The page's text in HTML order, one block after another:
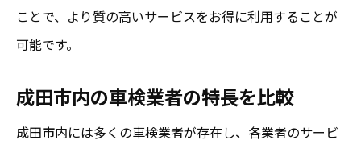
お得なキャンペーン情報の見つけ方
千葉県成田市で車検をお得にする見積もりの比
較法
ことで、より質の高いサービスをお得に利用することが
可能です。
成田市内の車検業者の特長を比較
成田市内には多くの車検業者が存在し、各業者のサービ